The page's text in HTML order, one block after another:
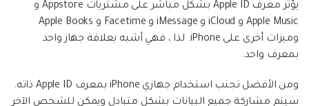
يؤثر معرف Apple ID بشكل مباشر على مشتريات Appstore و
Apple Music و iCloud و iMessage و Facetime و Apple Books
وميزات أخرى على iPhone. لذا ، فهي أشبه بعلاقة جهاز واحد
بمعرف واحد.
ومن الأفضل تجنب استخدام جهازي iPhone بمعرف Apple ID ذاته.
سيتم مشاركة جميع البيانات بشكل متبادل ويمكن للشخص الآخر